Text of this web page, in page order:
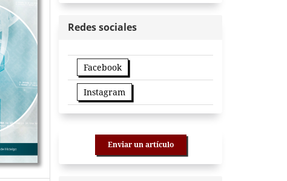
Redes sociales
Facebook
Instagram
Enviar un artículo